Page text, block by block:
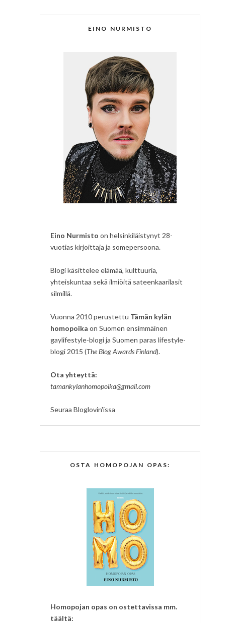
EINO NURMISTO
Eino Nurmisto on helsinkiläistynyt 28-
vuotias kirjoittaja ja somepersoona.
Blogi käsittelee elämää, kulttuuria,
yhteiskuntaa sekä ilmiöitä sateenkaarilasit
silmillä.
Vuonna 2010 perustettu Tämän kylän
homopoika on Suomen ensimmäinen
gaylifestyle-blogi ja Suomen paras lifestyle-
blogi 2015 (The Blog Awards Finland).
Ota yhteyttä:
tamankylanhomopoika@gmail.com
Seuraa Bloglovin'issa
OSTA HOMOPOJAN OPAS:
Homopojan opas on ostettavissa mm.
täältä: